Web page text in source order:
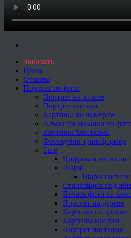
Заказать
Цены
Отзывы
Портрет по фото
Портрет на холсте
Портрет маслом
Картины по номерам
Алмазная мозаика по
Картины блестками
Фотокубик трансформер
Еще
Цифровая живопись
Шарж
Шарж
Стилизация под
Печать фото на
Портрет на дереве
Картины на досках
Картины маслом
Портрет пастелью